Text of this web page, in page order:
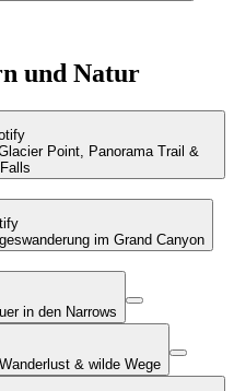
und Natur
Point, Panorama Trail &
im Grand Canyon
in den Narrows
& wilde Wege